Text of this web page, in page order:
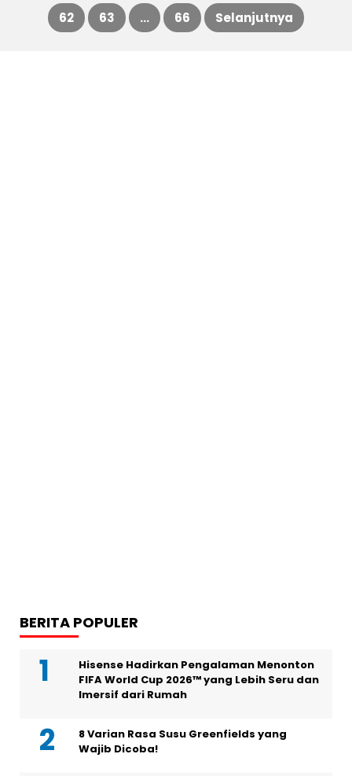
62 63 … 66 Selanjutnya
BERITA POPULER
Hisense Hadirkan Pengalaman Menonton
FIFA World Cup 2026™ yang Lebih Seru dan
Imersif dari Rumah
8 Varian Rasa Susu Greenfields yang
Wajib Dicoba!